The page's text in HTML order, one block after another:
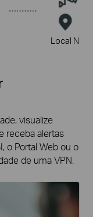
Local N
visualize
receba alertas
o Portal Web ou o
de uma VPN.